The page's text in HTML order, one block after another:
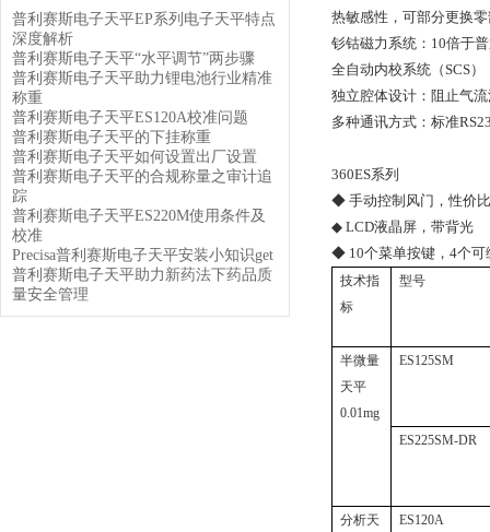
普利赛斯电子天平EP系列电子天平特点
深度解析
普利赛斯电子天平“水平调节”两步骤
普利赛斯电子天平助力锂电池行业精准
称重
普利赛斯电子天平ES120A校准问题
普利赛斯电子天平的下挂称重
普利赛斯电子天平如何设置出厂设置
普利赛斯电子天平的合规称量之审计追
踪
普利赛斯电子天平ES220M使用条件及
校准
Precisa普利赛斯电子天平安装小知识get
普利赛斯电子天平助力新药法下药品质
量安全管理
热敏感性，可部分更换
钐钴磁力系统：10倍于
全自动内校系统（SCS
独立腔体设计：阻止气
多种通讯方式：标准
360ES系列
◆ 手动控制风门，性价
◆ LCD液晶屏，带背光
◆ 10个菜单按键，4个可
技术指
标
型号
半微量
天平
0.01mg
ES125SM
ES225SM-DR
分析天
ES120A